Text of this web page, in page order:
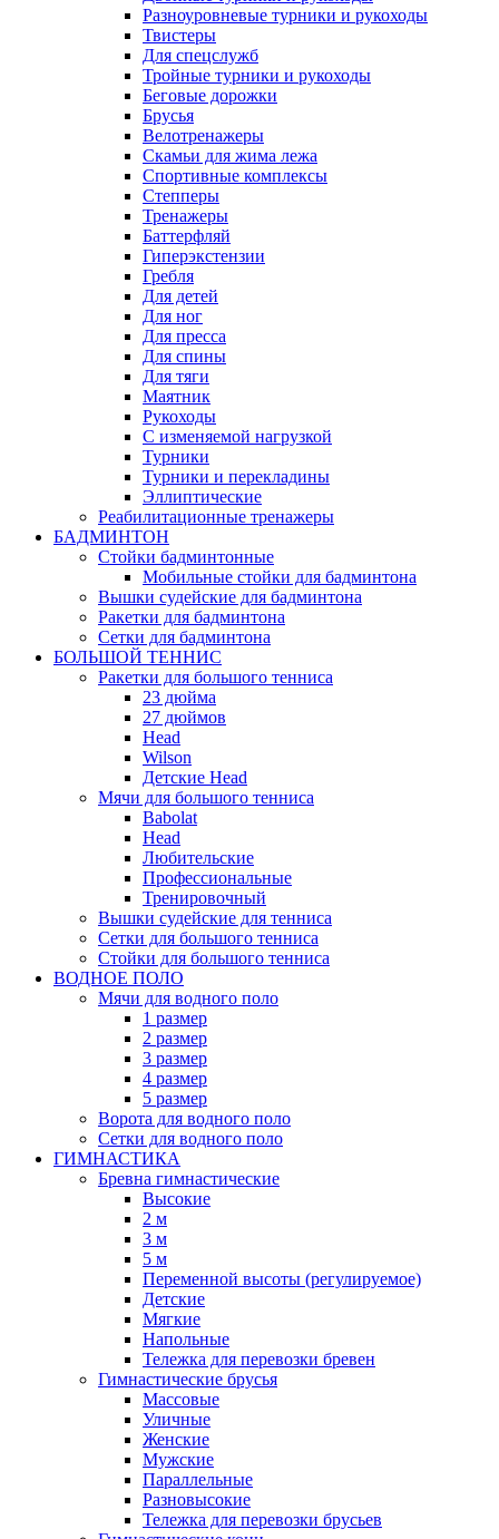
Разноуровневые турники и рукоходы
Твистеры
Для спецслужб
Тройные турники и рукоходы
Беговые дорожки
Брусья
Велотренажеры
Скамьи для жима лежа
Спортивные комплексы
Степперы
Тренажеры
Баттерфляй
Гиперэкстензии
Гребля
Для детей
Для ног
Для пресса
Для спины
Для тяги
Маятник
Рукоходы
С изменяемой нагрузкой
Турники
Турники и перекладины
Эллиптические
Реабилитационные тренажеры
БАДМИНТОН
Стойки бадминтонные
Мобильные стойки для бадминтона
Вышки судейские для бадминтона
Ракетки для бадминтона
Сетки для бадминтона
БОЛЬШОЙ ТЕННИС
Ракетки для большого тенниса
23 дюйма
27 дюймов
Head
Wilson
Детские Head
Мячи для большого тенниса
Babolat
Head
Любительские
Профессиональные
Тренировочный
Вышки судейские для тенниса
Сетки для большого тенниса
Стойки для большого тенниса
ВОДНОЕ ПОЛО
Мячи для водного поло
1 размер
2 размер
3 размер
4 размер
5 размер
Ворота для водного поло
Сетки для водного поло
ГИМНАСТИКА
Бревна гимнастические
Высокие
2 м
3 м
5 м
Переменной высоты (регулируемое)
Детские
Мягкие
Напольные
Тележка для перевозки бревен
Гимнастические брусья
Массовые
Уличные
Женские
Мужские
Параллельные
Разновысокие
Тележка для перевозки брусьев